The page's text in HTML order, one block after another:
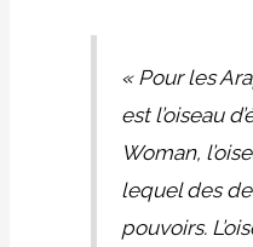
« Pour les
est l’oiseau
Woman,
lequel des
pouvoirs.